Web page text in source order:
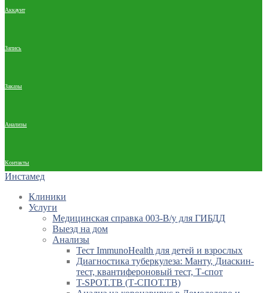
Аккаунт
Запись
Заказы
Анализы
Контакты
Инстамед
Клиники
Услуги
Медицинская справка 003-В/у для ГИБДД
Выезд на дом
Анализы
Тест ImmunoHealth для детей и взрослых
Диагностика туберкулеза: Манту, Диаскин-
тест, квантифероновый тест, Т-спот
T-SPOT.TB (Т-СПОТ.ТВ)